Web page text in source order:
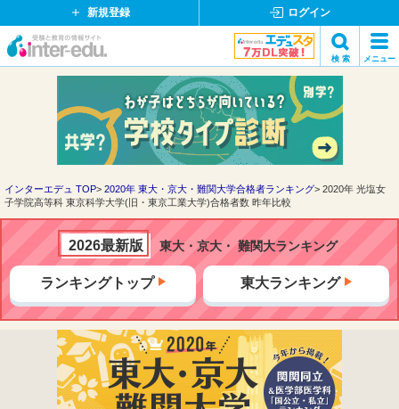
新規登録 ログイン
イ
ド
ッ
ト
検 索 メニュー
検索
インターエデュ TOP 2020年 東大・京大・難関大学合格者ランキング
2020年 光塩女
子学院高等科 東京科学大学(旧・東京工業大学)合格者数 昨年比較
2026最新版 東大・京大・ 難関大ランキング
ランキングトップ 東大ランキング